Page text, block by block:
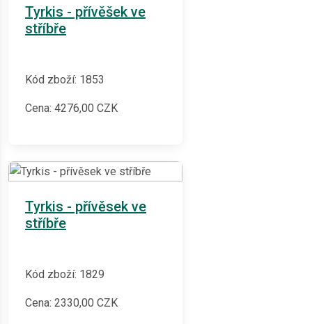
Tyrkis - přívěšek ve
stříbře
Kód zboží: 1853
Cena: 4276,00 CZK
Tyrkis - přívěsek ve
stříbře
Kód zboží: 1829
Cena: 2330,00 CZK